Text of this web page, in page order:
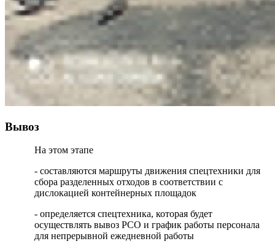
Вывоз
На этом этапе
- составляются маршруты движения спецтехники для
сбора разделенных отходов в соответствии с
дислокацией контейнерных площадок
- определяется спецтехника, которая будет
осуществлять вывоз РСО и график работы персонала
для непрерывной ежедневной работы